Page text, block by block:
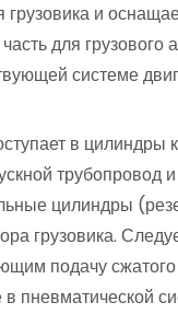
грузовика и
для
системе
в цилиндры
трубопровод
цилиндры
грузовика.
подачу
пневматической